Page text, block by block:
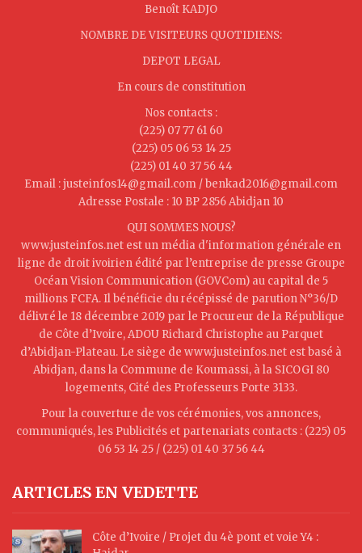
Benoît KADJO
NOMBRE DE VISITEURS QUOTIDIENS:
DEPOT LEGAL
En cours de constitution
Nos contacts :
(225) 07 77 61 60
(225) 05 06 53 14 25
(225) 01 40 37 56 44
Email : justeinfos14@gmail.com / benkad2016@gmail.com
Adresse Postale : 10 BP 2856 Abidjan 10
QUI SOMMES NOUS?
www.justeinfos.net est un média d'information générale en
ligne de droit ivoirien édité par l’entreprise de presse Groupe
Océan Vision Communication (GOVCom) au capital de 5
millions FCFA. Il bénéficie du récépissé de parution N°36/D
délivré le 18 décembre 2019 par le Procureur de la République
de Côte d’Ivoire, ADOU Richard Christophe au Parquet
d’Abidjan-Plateau. Le siège de www.justeinfos.net est basé à
Abidjan, dans la Commune de Koumassi, à la SICOGI 80
logements, Cité des Professeurs Porte 3133.
Pour la couverture de vos cérémonies, vos annonces,
communiqués, les Publicités et partenariats contacts : (225) 05
06 53 14 25 / (225) 01 40 37 56 44
ARTICLES EN VEDETTE
Côte d’Ivoire / Projet du 4è pont et voie Y4 :